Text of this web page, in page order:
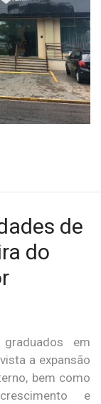
de
do
em
a expansão
bem como
e